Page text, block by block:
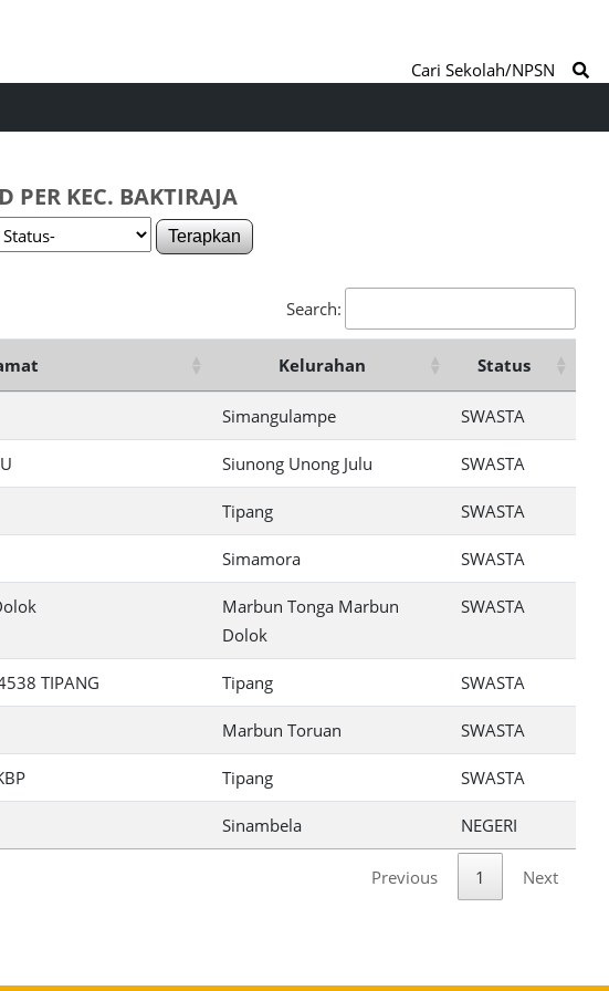
Cari Sekolah/NPSN
PER KEC. BAKTIRAJA
Terapkan
Search:
Kelurahan Status
Simangulampe SWASTA
Siunong Unong Julu SWASTA
Tipang SWASTA
Simamora SWASTA
Marbun Tonga Marbun
Dolok
SWASTA
TIPANG Tipang SWASTA
Marbun Toruan SWASTA
Tipang SWASTA
Sinambela NEGERI
Previous 1 Next